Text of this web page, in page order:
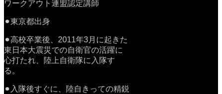
ワークアウト連盟認定講師
⚫︎東京都出身
⚫︎高校卒業後、2011年3月に起きた
東日本大震災での自衛官の活躍に
心打たれ、陸上自衛隊に入隊す
る。
⚫︎入隊後すぐに、陸自きっての精鋭